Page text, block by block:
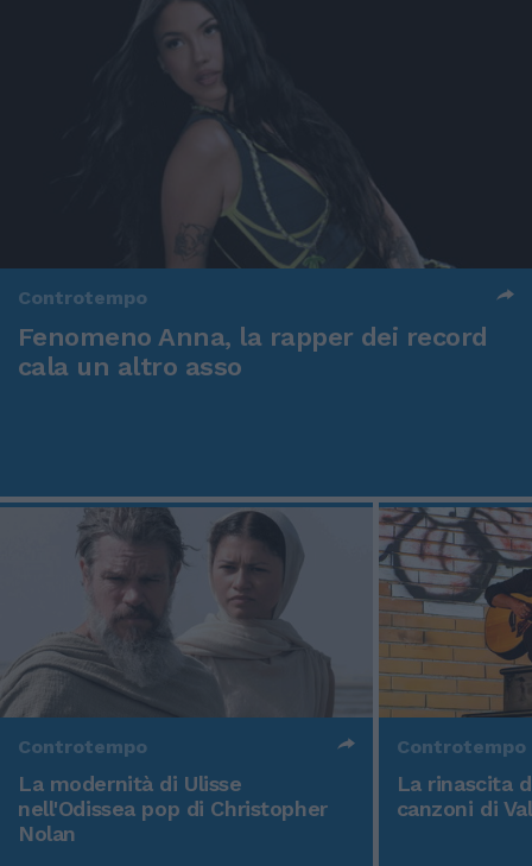
Controtempo
Fenomeno Anna, la rapper dei record
cala un altro asso
Controtempo
La modernità di Ulisse
nell'Odissea pop di Christopher
Nolan
Controtempo
La rinascita
canzoni di